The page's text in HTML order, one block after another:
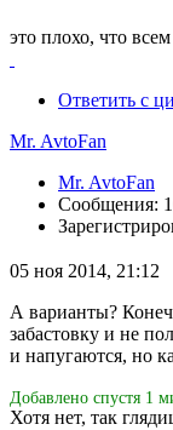
это плохо, что
Ответить с
Mr. AvtoFan
Mr. AvtoFan
Сообщения:
05 ноя 2014, 21:12
А варианты?
забастовку и не
и напугаются, но
Добавлено спустя 1
Хотя нет, так